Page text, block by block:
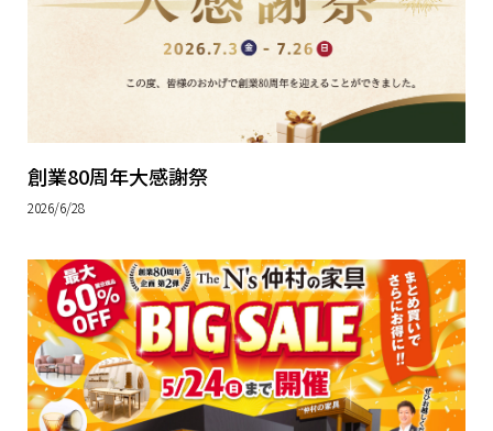
創業80周年大感謝祭
2026/6/28